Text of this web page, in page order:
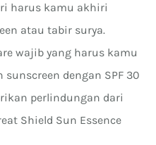
harus kamu akhiri
atau tabir surya.
wajib yang harus kamu
dengan SPF 30
perlindungan dari
Shield Sun Essence